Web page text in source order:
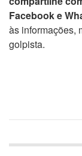
Facebook e
às informações,
golpista.